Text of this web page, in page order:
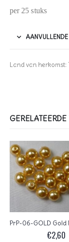
per 25 stuks
Land van herkomst:
GERELATEERDE
€2,60